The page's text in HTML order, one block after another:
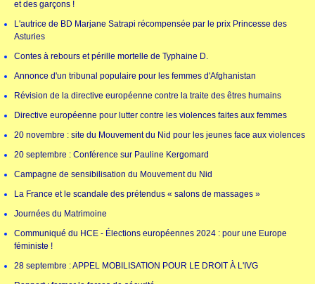
et des garçons !
L'autrice de BD Marjane Satrapi récompensée par le prix Princesse des
Asturies
Contes à rebours et pérille mortelle de Typhaine D.
Annonce d'un tribunal populaire pour les femmes d'Afghanistan
Révision de la directive européenne contre la traite des êtres humains
Directive européenne pour lutter contre les violences faites aux femmes
20 novembre : site du Mouvement du Nid pour les jeunes face aux violences
20 septembre : Conférence sur Pauline Kergomard
Campagne de sensibilisation du Mouvement du Nid
La France et le scandale des prétendus « salons de massages »
Journées du Matrimoine
Communiqué du HCE - Élections européennes 2024 : pour une Europe
féministe !
28 septembre : APPEL MOBILISATION POUR LE DROIT À L'IVG